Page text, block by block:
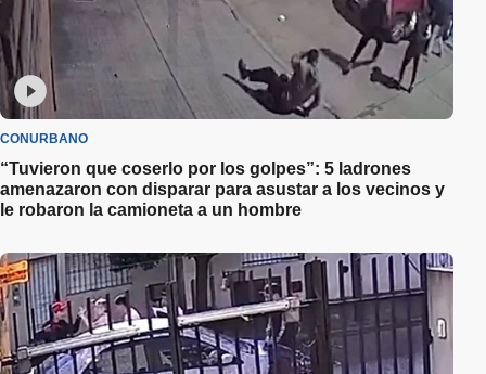
CONURBANO
“Tuvieron que coserlo por los golpes”: 5 ladrones
amenazaron con disparar para asustar a los vecinos y
le robaron la camioneta a un hombre